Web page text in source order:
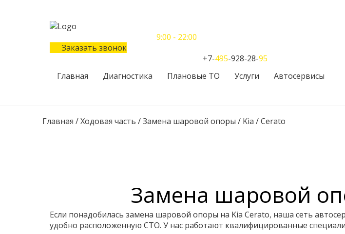
9:00 - 22:00
Заказать звонок
+7-495-928-28-95
Главная
Диагностика Плановые ТО Услуги Автосервисы
Главная /Ходовая часть /Замена шаровой опоры / Kia /Cerato
Замена шаровой
Если понадобилась замена шаровой опоры на Kia Cerato, наша сеть
удобно расположенную СТО. У нас работают квалифицированные